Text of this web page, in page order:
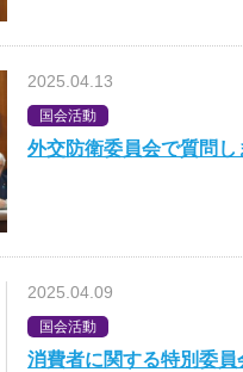
2025.04.13
国会活動
外交防衛委員会で質問し
2025.04.09
国会活動
消費者に関する特別委員